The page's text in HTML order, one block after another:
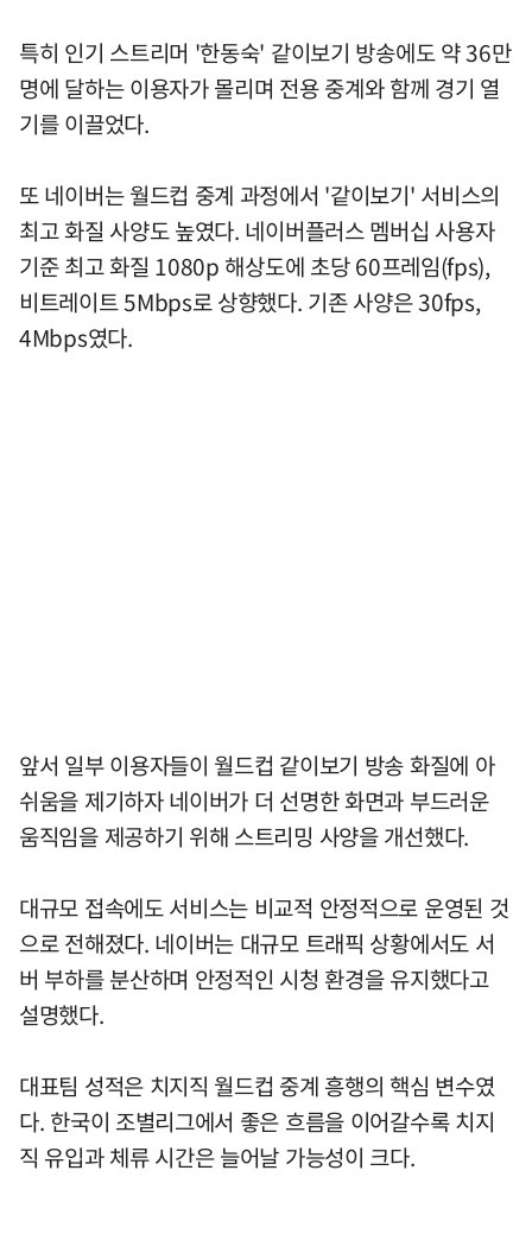
특히 인기 스트리머 '한동숙' 같이보기 방송에도 약 36만
명에 달하는 이용자가 몰리며 전용 중계와 함께 경기 열
기를 이끌었다.
또 네이버는 월드컵 중계 과정에서 '같이보기' 서비스의
최고 화질 사양도 높였다. 네이버플러스 멤버십 사용자
기준 최고 화질 1080p 해상도에 초당 60프레임(fps),
비트레이트 5Mbps로 상향했다. 기존 사양은 30fps,
4Mbps였다.
앞서 일부 이용자들이 월드컵 같이보기 방송 화질에 아
쉬움을 제기하자 네이버가 더 선명한 화면과 부드러운
움직임을 제공하기 위해 스트리밍 사양을 개선했다.
대규모 접속에도 서비스는 비교적 안정적으로 운영된 것
으로 전해졌다. 네이버는 대규모 트래픽 상황에서도 서
버 부하를 분산하며 안정적인 시청 환경을 유지했다고
설명했다.
대표팀 성적은 치지직 월드컵 중계 흥행의 핵심 변수였
다. 한국이 조별리그에서 좋은 흐름을 이어갈수록 치지
직 유입과 체류 시간은 늘어날 가능성이 크다.